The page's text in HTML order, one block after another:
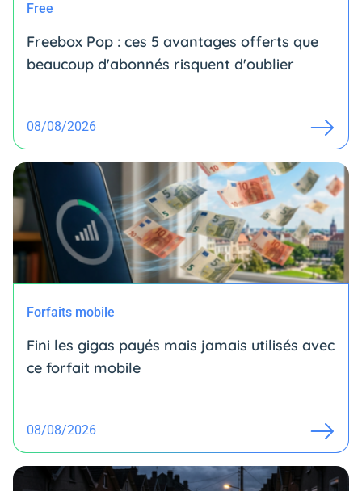
Free
Freebox Pop : ces 5 avantages offerts que
beaucoup d'abonnés risquent d'oublier
08/08/2026
Forfaits mobile
Fini les gigas payés mais jamais utilisés avec
ce forfait mobile
08/08/2026